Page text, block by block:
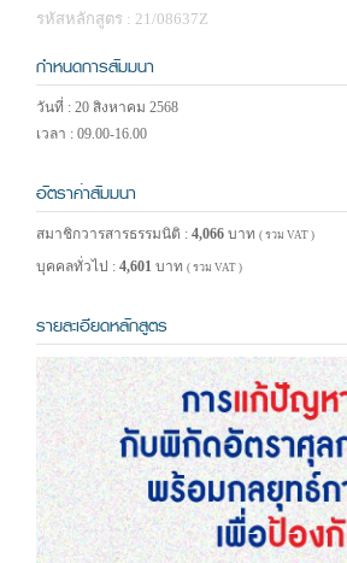
รหัสหลักสูตร : 21/08637Z
กำหนดการสัมมนา
วันที่ : 20 สิงหาคม 2568
เวลา : 09.00-16.00
อัตราค่าสัมมนา
สมาชิกวารสารธรรมนิติ : 4,066 บาท ( รวม VAT )
บุคคลทั่วไป : 4,601 บาท ( รวม VAT )
รายละเอียดหลักสูตร